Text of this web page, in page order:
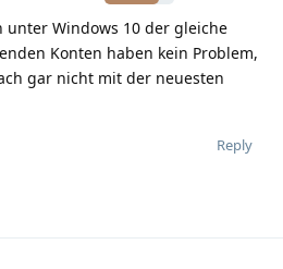
unter Windows 10 der gleiche
Konten haben kein Problem,
gar nicht mit der neuesten
Reply